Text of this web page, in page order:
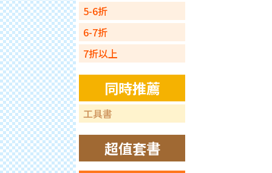
5-6折
6-7折
7折以上
同時推薦
工具書
超值套書